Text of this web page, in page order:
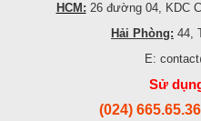
HCM: 26 đường 04, KDC
Hải Phòng: 44,
E:
Sử
(024)